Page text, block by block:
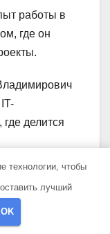
работы в
где он
делится
автором
в области
технологии, чтобы
лучший
OK